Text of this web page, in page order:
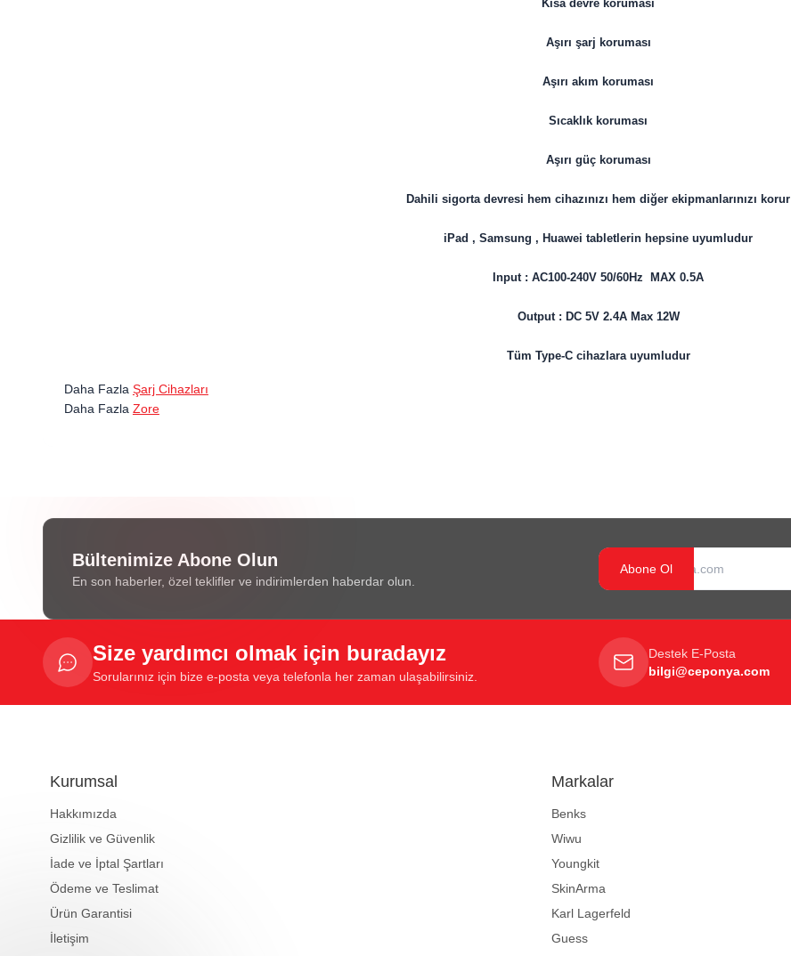
Kısa devre koruması
Aşırı şarj koruması
Aşırı akım koruması
Sıcaklık koruması
Aşırı güç koruması
Dahili sigorta devresi hem cihazınızı hem diğer ekipmanlarınızı korur
iPad , Samsung , Huawei tabletlerin hepsine uyumludur
Input : AC100-240V 50/60Hz MAX 0.5A
Output : DC 5V 2.4A Max 12W
Tüm Type-C cihazlara uyumludur
Daha Fazla Şarj Cihazları
Daha Fazla Zore
Bültenimize Abone Olun
En son haberler, özel teklifler ve indirimlerden haberdar olun.
Abone Ol
Size yardımcı olmak için buradayız
Sorularınız için bize e-posta veya telefonla her zaman ulaşabilirsiniz.
Destek E-Posta
bilgi@ceponya.com
Kurumsal
Hakkımızda
Gizlilik ve Güvenlik
İade ve İptal Şartları
Ödeme ve Teslimat
Ürün Garantisi
İletişim
Markalar
Benks
Wiwu
Youngkit
SkinArma
Karl Lagerfeld
Guess